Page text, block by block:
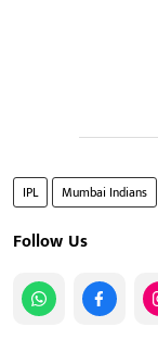
IPL Mumbai Indians
Follow Us